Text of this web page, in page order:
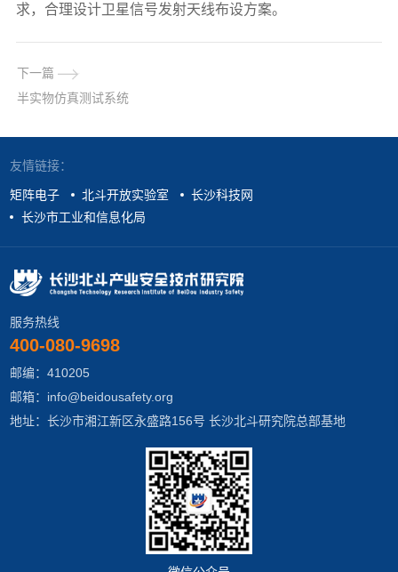
求，合理设计卫星信号发射天线布设方案。
下一篇
半实物仿真测试系统
友情链接：
矩阵电子 北斗开放实验室
长沙科技网
长沙市工业和信息化局
服务热线
400-080-9698
邮编：410205
邮箱：info@beidousafety.org
地址：长沙市湘江新区永盛路156号 长沙北斗研究院总部基地